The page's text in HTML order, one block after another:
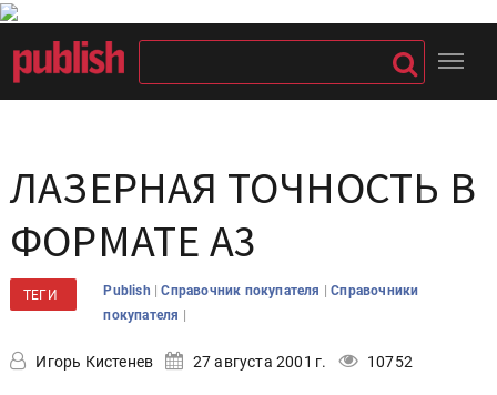
ЛАЗЕРНАЯ ТОЧНОСТЬ В
ФОРМАТЕ А3
ТЕГИ Publish |Справочник покупателя |Справочники
покупателя |
Игорь Кистенев 27 августа 2001 г. 10752